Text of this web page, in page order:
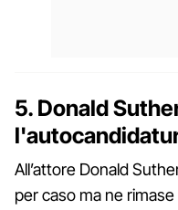
5. Donald
All’attore Donald
per caso ma ne